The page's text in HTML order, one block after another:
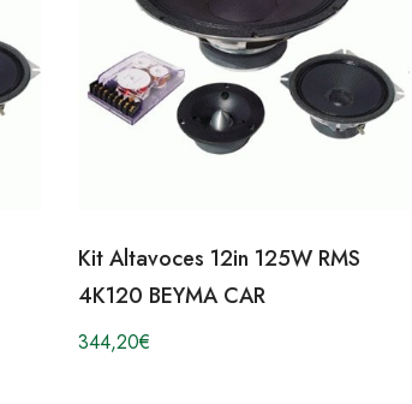
Kit Altavoces 12in 125W RMS
4K120 BEYMA CAR
344,20€